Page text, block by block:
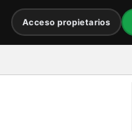
Acceso propietarios